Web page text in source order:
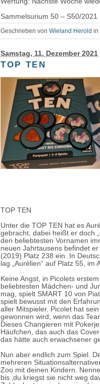
Sammelsurium 50 – S50/2021
Geschrieben vonWieland Herold in
Samstag, 11. Dezember 2021
TOP TEN
TOP TEN
Unter die TOP TEN hat es
gebracht, dabei heißt er doch
den beliebtesten Vornamen
neuen Jahrtausens befindet
(2019) Platz 238 ein. In
lag „Aurèlien“ auf Platz 55, im
Keine Angst, in Picolets
beliebtesten Mädchen- und
mag, spielt SMART 10 von
spielt bewusst mit den
aller Mitspieler. Picolet hat
gewonnen wird, wenn das
Dieses Changieren mit
Häufchen, das auch das
das hätte auch erwachsener
Nun aber endlich zum Spiel.
mehreren
Zoo mit deinen Kindern.
bis ‚du kriegst sie nicht weg